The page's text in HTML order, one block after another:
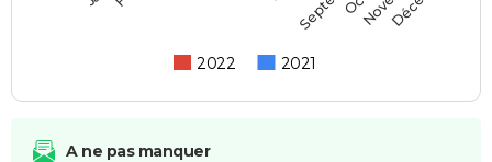
2022 2021
A ne pas manquer